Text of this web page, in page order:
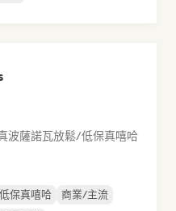
波薩諾瓦放鬆/低保真嘻哈
保真嘻哈
商業/主流